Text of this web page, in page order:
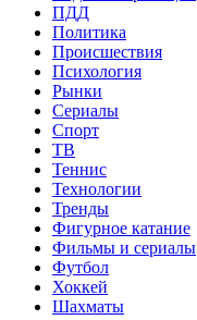
ПДД
Политика
Происшествия
Психология
Рынки
Сериалы
Спорт
ТВ
Теннис
Технологии
Тренды
Фигурное катание
Фильмы и сериалы
Футбол
Хоккей
Шахматы